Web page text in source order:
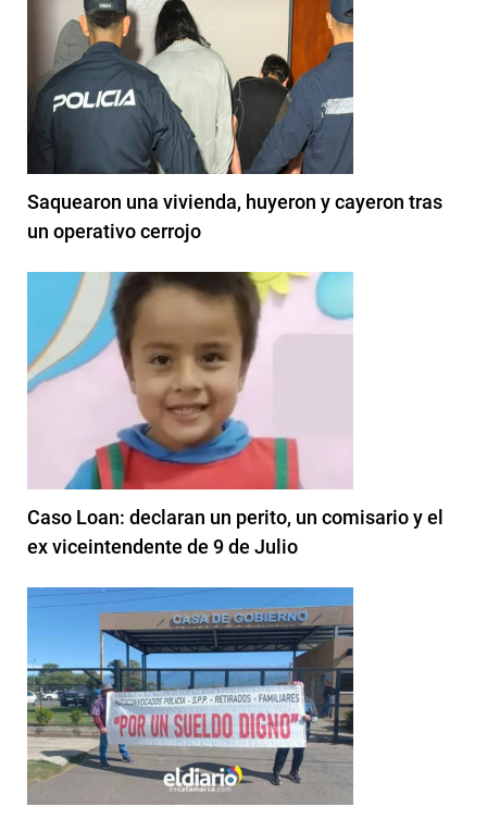
Saquearon una vivienda, huyeron y cayeron tras
un operativo cerrojo
Caso Loan: declaran un perito, un comisario y el
ex viceintendente de 9 de Julio